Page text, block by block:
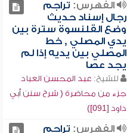
الفهرس: تراجم
رجال إسناد حديث
وضع القلنسوة سترة بين
يدي المصلي , خط
المصلي بين يديه إذا لم
يجد عصا
للشيخ: عبد المحسن العباد
جزء من محاضرة ( شرح سنن أبي
داود [091])
الفهرس: تراجم